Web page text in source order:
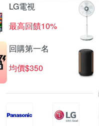
LG電視
最高回饋10%
回購第一名
均價$350